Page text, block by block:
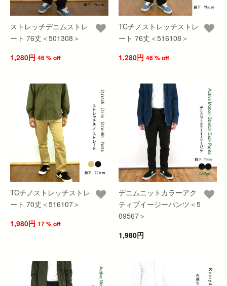
ストレッチデニムストレ
ート 76丈＜501308＞
1,280円 46 % off
TCチノストレッチストレ
ート 76丈＜516108＞
1,280円 46 % off
TCチノストレッチストレ
ート 70丈＜516107＞
1,980円 17 % off
デニムニットカラーアク
ティブイージーパンツ＜5
09567＞
1,980円